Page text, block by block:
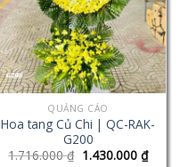
QUẢNG CÁO
Hoa tang Củ Chi | QC-RAK-
G200
1.716.000₫ 1.430.000 ₫